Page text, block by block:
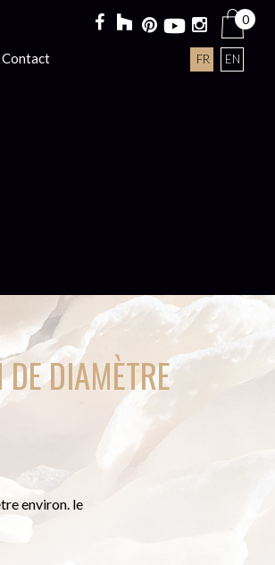
Contact FR EN
0
DIAMÈTRE
environ. le